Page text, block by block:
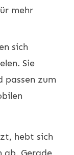
mehr
sich
Sie
passen zum
hebt sich